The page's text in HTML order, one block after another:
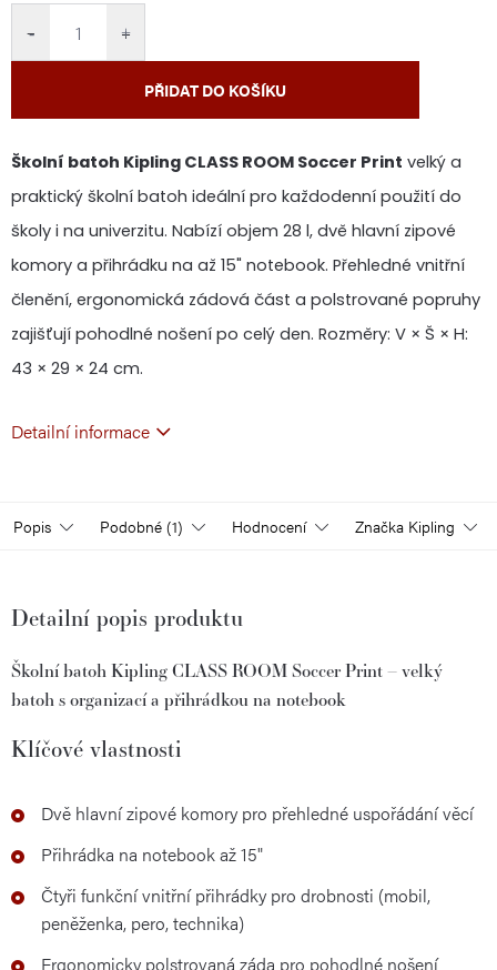
+
−
PŘIDAT DO KOŠÍKU
Školní batoh Kipling CLASS ROOM Soccer Print velký a
praktický školní batoh ideální pro každodenní použití do
školy i na univerzitu. Nabízí objem 28 l, dvě hlavní zipové
komory a přihrádku na až 15" notebook. Přehledné vnitřní
členění, ergonomická zádová část a polstrované popruhy
zajišťují pohodlné nošení po celý den. Rozměry: V × Š × H:
43 × 29 × 24 cm.
Detailní informace
Popis Podobné (1) Hodnocení Značka Kipling
Detailní popis produktu
Školní batoh Kipling CLASS ROOM Soccer Print – velký
batoh s organizací a přihrádkou na notebook
Klíčové vlastnosti
Dvě hlavní zipové komory pro přehledné uspořádání věcí
Přihrádka na notebook až 15"
Čtyři funkční vnitřní přihrádky pro drobnosti (mobil,
peněženka, pero, technika)
Ergonomicky polstrovaná záda pro pohodlné nošení